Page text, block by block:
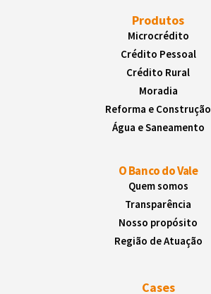
Produtos
Microcrédito
Crédito Pessoal
Crédito Rural
Moradia
Reforma e Construção
Água e Saneamento
O Banco do Vale
Quem somos
Transparência
Nosso propósito
Região de Atuação
Cases